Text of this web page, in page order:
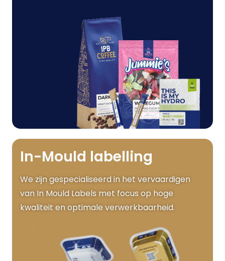
In-Mould labelling
We zijn gespecialiseerd in het vervaardigen
van In Mould Labels met focus op hoge
kwaliteit en optimale verwerkbaarheid.